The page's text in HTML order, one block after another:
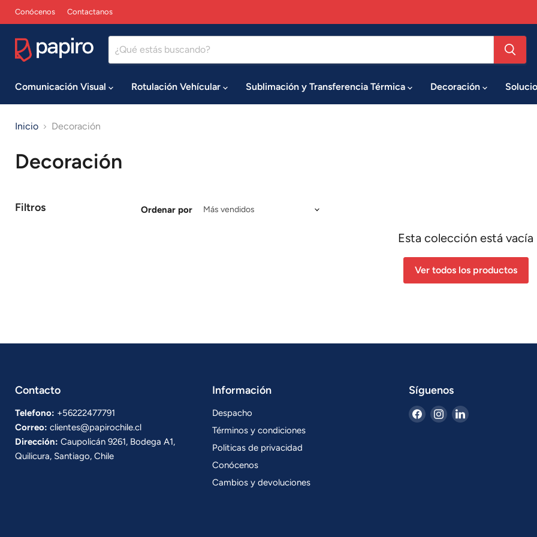
Conócenos Contactanos
Comunicación Visual Rotulación Vehícular Sublimación y Transferencia Térmica Decoración
Inicio Decoración
Decoración
Filtros Ordenar por
Esta colección está vacía
Ver todos los productos
Contacto
Telefono: +56222477791
Correo: clientes@papirochile.cl
Dirección: Caupolicán 9261, Bodega A1,
Quilicura, Santiago, Chile
Información
Despacho
Términos y condiciones
Politicas de privacidad
Conócenos
Cambios y devoluciones
Síguenos
Encuéntrenos
Encuéntrenos
Encuéntrenos